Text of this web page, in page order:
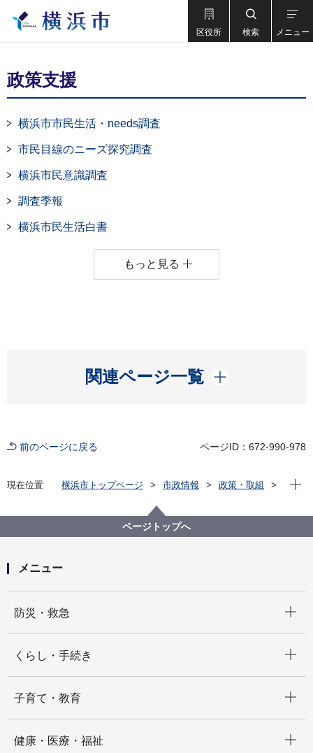
区役所 検索 メニュー
政策支援
横浜市市民生活・needs調査
市民目線のニーズ探究調査
横浜市民意識調査
調査季報
横浜市民生活白書
もっと見る
関連ページ一覧
開く
前のページに戻る ページID：672-990-978
現在位置 横浜市トップページ 市政情報
政策・取組
現在
ページトップへ
メニュー
防災・救急
くらし・手続き
子育て・教育
健康・医療・福祉